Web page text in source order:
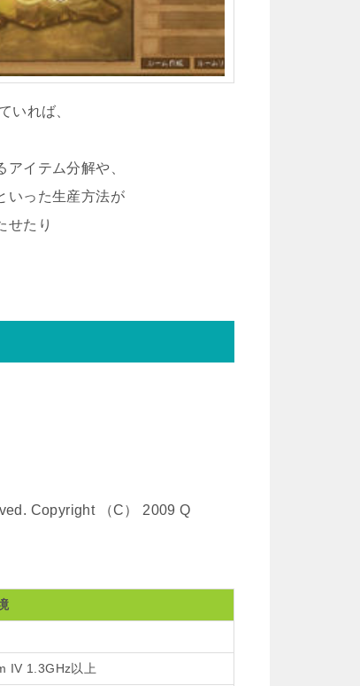
いれば、
イテム分解や、
いった生産方法が
せたり
Copyright （C） 2009 Q
IV 1.3GHz以上